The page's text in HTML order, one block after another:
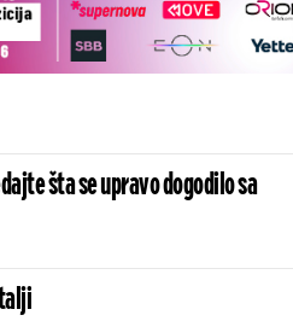
šta se upravo dogodilo sa